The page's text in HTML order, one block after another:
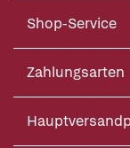
Shop-Service
Zahlungsarten